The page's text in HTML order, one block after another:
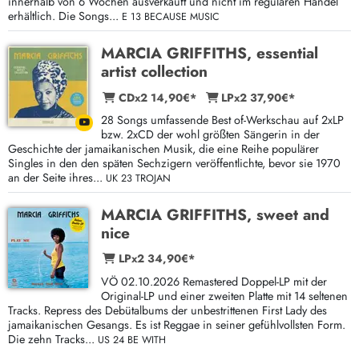
erhältlich. Die Songs... E 13 BECAUSE MUSIC
MARCIA GRIFFITHS, essential
artist collection
CDx2 14,90€*
LPx2 37,90€*
28 Songs umfassende Best of-Werkschau auf 2xLP
bzw. 2xCD der wohl größten Sängerin in der
Geschichte der jamaikanischen Musik, die eine Reihe populärer
Singles in den den späten Sechzigern veröffentlichte, bevor sie 1970
an der Seite ihres... UK 23 TROJAN
MARCIA GRIFFITHS, sweet and
nice
LPx2 34,90€*
VÖ 02.10.2026 Remastered Doppel-LP mit der
Original-LP und einer zweiten Platte mit 14 seltenen
Tracks. Repress des Debütalbums der unbestrittenen First Lady des
jamaikanischen Gesangs. Es ist Reggae in seiner gefühlvollsten Form.
Die zehn Tracks... US 24 BE WITH